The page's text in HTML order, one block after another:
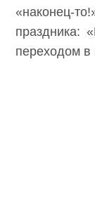
«наконец-
праздника:
переходом